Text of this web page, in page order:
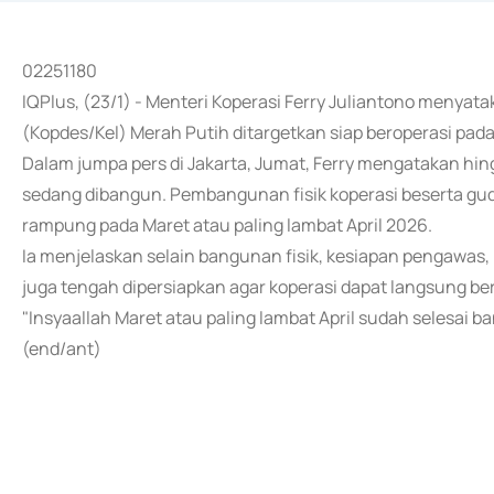
02251180
IQPlus, (23/1) - Menteri Koperasi Ferry Juliantono
(Kopdes/Kel) Merah Putih ditargetkan siap beroperasi
Dalam jumpa pers di Jakarta, Jumat, Ferry mengatakan
sedang dibangun. Pembangunan fisik koperasi beserta
rampung pada Maret atau paling lambat April 2026.
Ia menjelaskan selain bangunan fisik, kesiapan
juga tengah dipersiapkan agar koperasi dapat langsung
"Insyaallah Maret atau paling lambat April sudah selesai
(end/ant)